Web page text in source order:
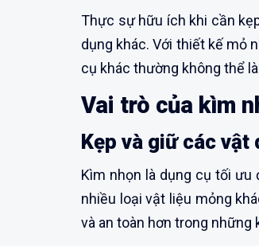
Thực sự hữu ích khi cần
dụng khác. Với thiết kế mỏ
cụ khác thường không thể
Vai trò của kìm
Kẹp và giữ các vật
Kìm nhọn là dụng cụ tối ưu
nhiều loại vật liệu mỏng
và an toàn hơn trong những